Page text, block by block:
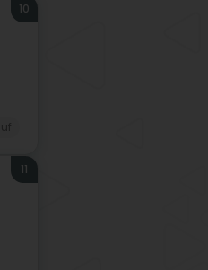
10
11